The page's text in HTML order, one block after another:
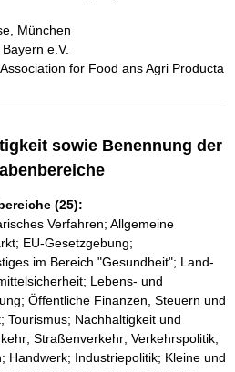
München
e.V.
for Food ans Agri Producta
sowie Benennung der
(25):
Verfahren; Allgemeine
EU-Gesetzgebung;
im Bereich "Gesundheit"; Land-
Lebens- und
Öffentliche Finanzen, Steuern und
Tourismus; Nachhaltigkeit und
Straßenverkehr; Verkehrspolitik;
Handwerk; Industriepolitik; Kleine und